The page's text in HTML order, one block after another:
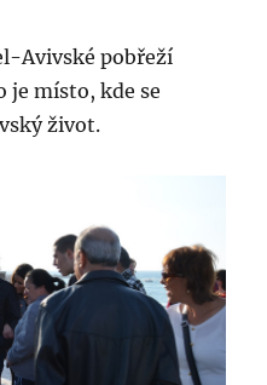
Avivské pobřeží
je místo, kde se
život.